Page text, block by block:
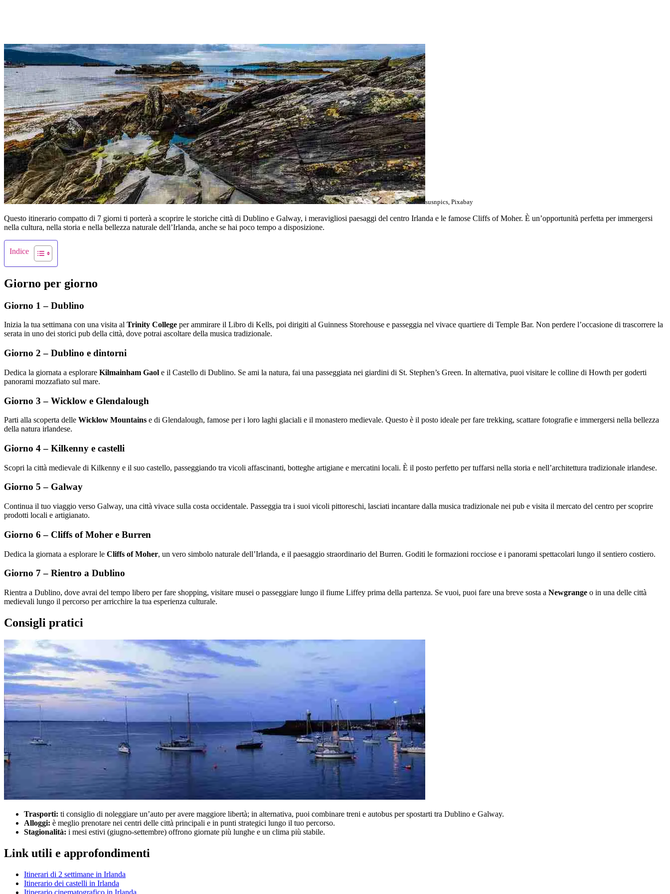
susnpics, Pixabay
Questo itinerario compatto di 7 giorni ti porterà a scoprire le storiche città di Dublino e Galway, i meravigliosi paesaggi del centro Irlanda e le famose Cliffs of Moher. È un’opportunità perfetta per immergersi
nella cultura, nella storia e nella bellezza naturale dell’Irlanda, anche se hai poco tempo a disposizione.
Indice
Giorno per giorno
Giorno 1 – Dublino
Inizia la tua settimana con una visita al Trinity College per ammirare il Libro di Kells, poi dirigiti al Guinness Storehouse e passeggia nel vivace quartiere di Temple Bar. Non perdere l’occasione di trascorrere la
serata in uno dei storici pub della città, dove potrai ascoltare della musica tradizionale.
Giorno 2 – Dublino e dintorni
Dedica la giornata a esplorare Kilmainham Gaol e il Castello di Dublino. Se ami la natura, fai una passeggiata nei giardini di St. Stephen’s Green. In alternativa, puoi visitare le colline di Howth per goderti
panorami mozzafiato sul mare.
Giorno 3 – Wicklow e Glendalough
Parti alla scoperta delle Wicklow Mountains e di Glendalough, famose per i loro laghi glaciali e il monastero medievale. Questo è il posto ideale per fare trekking, scattare fotografie e immergersi nella bellezza
della natura irlandese.
Giorno 4 – Kilkenny e castelli
Scopri la città medievale di Kilkenny e il suo castello, passeggiando tra vicoli affascinanti, botteghe artigiane e mercatini locali. È il posto perfetto per tuffarsi nella storia e nell’architettura tradizionale irlandese.
Giorno 5 – Galway
Continua il tuo viaggio verso Galway, una città vivace sulla costa occidentale. Passeggia tra i suoi vicoli pittoreschi, lasciati incantare dalla musica tradizionale nei pub e visita il mercato del centro per scoprire
prodotti locali e artigianato.
Giorno 6 – Cliffs of Moher e Burren
Dedica la giornata a esplorare le Cliffs of Moher, un vero simbolo naturale dell’Irlanda, e il paesaggio straordinario del Burren. Goditi le formazioni rocciose e i panorami spettacolari lungo il sentiero costiero.
Giorno 7 – Rientro a Dublino
Rientra a Dublino, dove avrai del tempo libero per fare shopping, visitare musei o passeggiare lungo il fiume Liffey prima della partenza. Se vuoi, puoi fare una breve sosta a Newgrange o in una delle città
medievali lungo il percorso per arricchire la tua esperienza culturale.
Consigli pratici
Trasporti: ti consiglio di noleggiare un’auto per avere maggiore libertà; in alternativa, puoi combinare treni e autobus per spostarti tra Dublino e Galway.
Alloggi: è meglio prenotare nei centri delle città principali e in punti strategici lungo il tuo percorso.
Stagionalità: i mesi estivi (giugno-settembre) offrono giornate più lunghe e un clima più stabile.
Link utili e approfondimenti
Itinerari di 2 settimane in Irlanda
Itinerario dei castelli in Irlanda
Itinerario cinematografico in Irlanda